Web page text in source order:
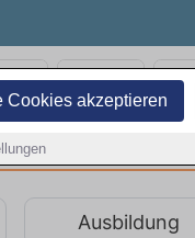
Cookies akzeptieren
Ausbildung